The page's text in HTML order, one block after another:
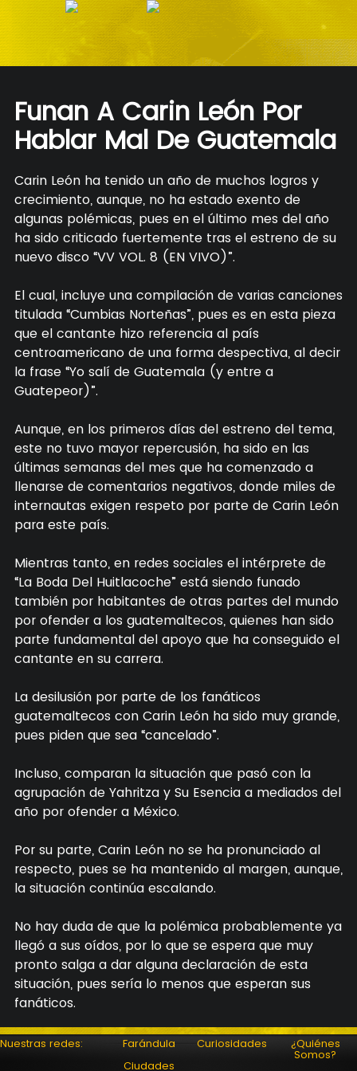
Funan A Carin León Por
Hablar Mal De Guatemala
Carin León ha tenido un año de muchos logros y
crecimiento, aunque, no ha estado exento de
algunas polémicas, pues en el último mes del año
ha sido criticado fuertemente tras el estreno de su
nuevo disco “VV VOL. 8 (EN VIVO)”.
El cual, incluye una compilación de varias canciones
titulada “Cumbias Norteñas”, pues es en esta pieza
que el cantante hizo referencia al país
centroamericano de una forma despectiva, al decir
la frase “Yo salí de Guatemala (y entre a
Guatepeor)”.
Aunque, en los primeros días del estreno del tema,
este no tuvo mayor repercusión, ha sido en las
últimas semanas del mes que ha comenzado a
llenarse de comentarios negativos, donde miles de
internautas exigen respeto por parte de Carin León
para este país.
Mientras tanto, en redes sociales el intérprete de
“La Boda Del Huitlacoche” está siendo funado
también por habitantes de otras partes del mundo
por ofender a los guatemaltecos, quienes han sido
parte fundamental del apoyo que ha conseguido el
cantante en su carrera.
La desilusión por parte de los fanáticos
guatemaltecos con Carin León ha sido muy grande,
pues piden que sea “cancelado”.
Incluso, comparan la situación que pasó con la
agrupación de Yahritza y Su Esencia a mediados del
año por ofender a México.
Por su parte, Carin León no se ha pronunciado al
respecto, pues se ha mantenido al margen, aunque,
la situación continúa escalando.
No hay duda de que la polémica probablemente ya
llegó a sus oídos, por lo que se espera que muy
pronto salga a dar alguna declaración de esta
situación, pues sería lo menos que esperan sus
fanáticos.
Nuestras redes: Farándula Curiosidades
¿Quiénes
Somos?
Ciudades